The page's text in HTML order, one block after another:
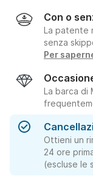
Con o
La patente
senza
Per
La barca di
Ottieni un
24 ore
(escluse le